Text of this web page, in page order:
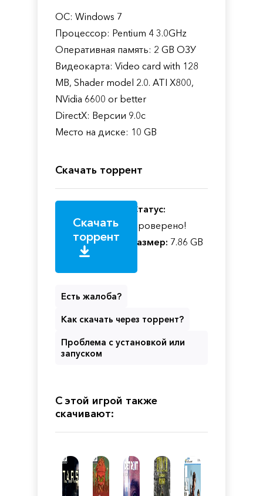
ОС: Windows 7
Процессор: Pentium 4 3.0GHz
Оперативная память: 2 GB ОЗУ
Видеокарта: Video card with 128
MB, Shader model 2.0. ATI X800,
NVidia 6600 or better
DirectX: Версии 9.0c
Место на диске: 10 GB
Скачать торрент
Скачать
торрент
Статус:
Проверено!
Размер: 7.86 GB
Есть жалоба?
Как скачать через торрент?
Проблема с установкой или
запуском
С этой игрой также
скачивают: